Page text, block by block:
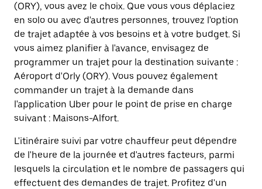
(ORY), vous avez le choix. Que vous vous déplaciez
en solo ou avec d'autres personnes, trouvez l'option
de trajet adaptée à vos besoins et à votre budget. Si
vous aimez planifier à l'avance, envisagez de
programmer un trajet pour la destination suivante :
Aéroport d'Orly (ORY). Vous pouvez également
commander un trajet à la demande dans
l'application Uber pour le point de prise en charge
suivant : Maisons-Alfort.
L'itinéraire suivi par votre chauffeur peut dépendre
de l'heure de la journée et d'autres facteurs, parmi
lesquels la circulation et le nombre de passagers qui
effectuent des demandes de trajet. Profitez d'un